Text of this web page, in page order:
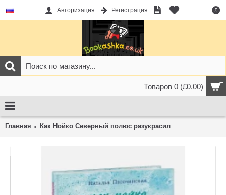
£
Авторизация Регистрация
Товаров 0 (£0.00)
Главная Как Нойко Северный полюс разукрасил